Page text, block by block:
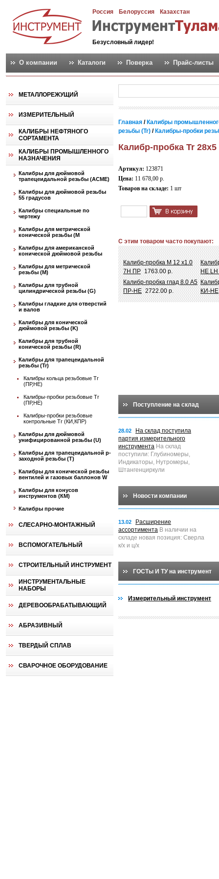
Россия Белоруссия Казахстан
Безусловный лидер!
О компании Каталоги Поверка Прайс-листы
МЕТАЛЛОРЕЖУЩИЙ
ИЗМЕРИТЕЛЬНЫЙ
КАЛИБРЫ НЕФТЯНОГО
СОРТАМЕНТА
КАЛИБРЫ ПРОМЫШЛЕННОГО
НАЗНАЧЕНИЯ
Калибры для дюймовой
трапецеидальной резьбы (АСМЕ)
Калибры для дюймовой резьбы
55 градусов
Калибры специальные по
чертежу
Калибры для метрической
конической резьбы (М
Калибры для американской
конической дюймовой резьбы
Калибры для метрической
резьбы (М)
Калибры для трубной
цилиндрической резьбы (G)
Калибры гладкие для отверстий
и валов
Калибры для конической
дюймовой резьбы (K)
Калибры для трубной
конической резьбы (R)
Калибры для трапецеидальной
резьбы (Tr)
Калибры кольца резьбовые Tr
(ПР,НЕ)
Калибры-пробки резьбовые Tr
(ПР,НЕ)
Калибры-пробки резьбовые
контрольные Tr (КИ,КПР)
Калибры для дюймовой
унифицированной резьбы (U)
Калибры для трапецеидальной p-
заходной резьбы (T)
Калибры для конической резьбы
вентилей и газовых баллонов W
Калибры для конусов
инструментов (КМ)
Калибры прочие
СЛЕСАРНО-МОНТАЖНЫЙ
ВСПОМОГАТЕЛЬНЫЙ
СТРОИТЕЛЬНЫЙ ИНСТРУМЕНТ
ИНСТРУМЕНТАЛЬНЫЕ
НАБОРЫ
ДЕРЕВООБРАБАТЫВАЮЩИЙ
АБРАЗИВНЫЙ
ТВЕРДЫЙ СПЛАВ
СВАРОЧНОЕ ОБОРУДОВАНИЕ
Главная / Калибры
резьбы (Tr) / Калибры-пробки
Калибр-пробка Tr
Артикул: 123871
Цена: 11 678,00 р.
Товаров на складе: 1 шт
С этим товаром часто покупают:
Калибр-пробка М 12 х1.0
7Н ПР 1763.00 р.
НЕ LH
Калибр-пробка глад 8.0 A5
ПР-НЕ 2722.00 р.
КИ-НЕ
Поступление на склад
28.02
На склад поступила
партия измерительного
инструмента На склад
поступили: Глубиномеры,
Индикаторы, Нутромеры,
Штангенциркули
Новости компании
13.02
Расширение
ассортимента В наличии на
складе новая позиция: Сверла
к/х и ц/х
ГОСТы И ТУ на инструмент
Измерительный инструмент